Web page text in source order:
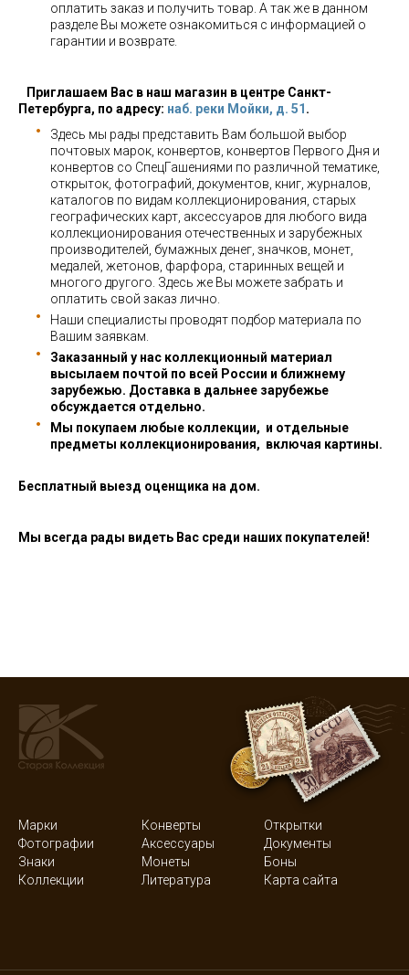
оплатить заказ и получить товар. А так же в данном
разделе Вы можете ознакомиться с информацией о
гарантии и возврате.
Приглашаем Вас в наш магазин в центре Санкт-
Петербурга, по адресу: наб. реки Мойки, д. 51 .
Здесь мы рады представить Вам большой выбор
почтовых марок, конвертов, конвертов Первого Дня и
конвертов со СпецГашениями по различной тематике,
открыток, фотографий, документов, книг, журналов,
каталогов по видам коллекционирования, старых
географических карт, аксессуаров для любого вида
коллекционирования отечественных и зарубежных
производителей, бумажных денег, значков, монет,
медалей, жетонов, фарфора, старинных вещей и
многого другого. Здесь же Вы можете забрать и
оплатить свой заказ лично.
Наши специалисты проводят подбор материала по
Вашим заявкам.
Заказанный у нас коллекционный материал
высылаем почтой по всей России и ближнему
зарубежью. Доставка в дальнее зарубежье
обсуждается отдельно.
Мы покупаем любые коллекции, и отдельные
предметы коллекционирования, включая картины.
Бесплатный выезд оценщика на дом.
Мы всегда рады видеть Вас среди наших покупателей!
Марки Конверты
Открытки
Фотографии
Аксессуары
Документы
Знаки
Монеты
Боны
Коллекции
Литература Карта сайта